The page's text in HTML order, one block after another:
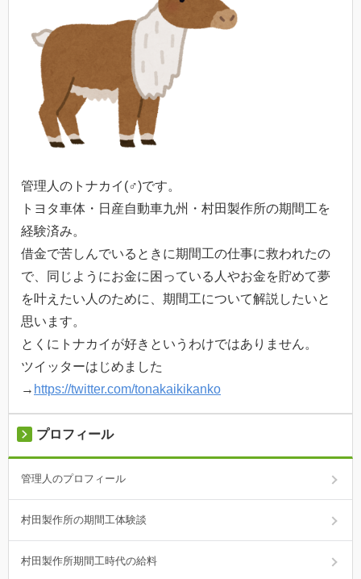
管理人のトナカイ(♂)です。
トヨタ車体・日産自動車九州・村田製作所の期間工を
経験済み。
借金で苦しんでいるときに期間工の仕事に救われたの
で、同じようにお金に困っている人やお金を貯めて夢
を叶えたい人のために、期間工について解説したいと
思います。
とくにトナカイが好きというわけではありません。
ツイッターはじめました
→ https://twitter.com/tonakaikikanko
プロフィール
管理人のプロフィール
村田製作所の期間工体験談
村田製作所期間工時代の給料